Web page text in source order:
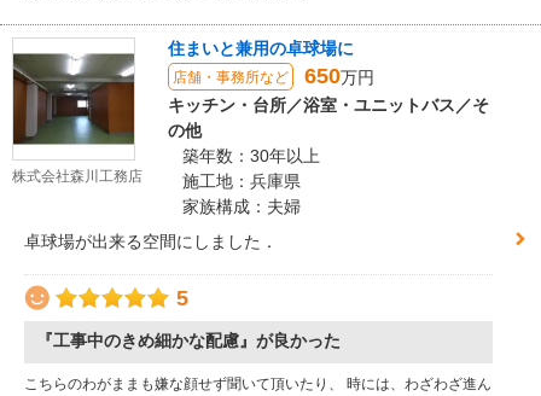
株式会社森川工務店
住まいと兼用の卓球場に
店舗・事務所など 650万円
キッチン・台所／浴室・ユニットバス／そ
の他
築年数：30年以上
施工地：兵庫県
家族構成：夫婦
卓球場が出来る空間にしました．
5
『工事中のきめ細かな配慮』が良かった
こちらのわがままも嫌な顔せず聞いて頂いたり、 時には、わざわざ進ん